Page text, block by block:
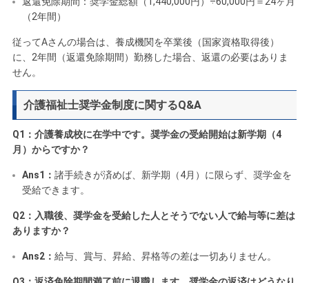
（2年間）
従ってAさんの場合は、養成機関を卒業後（国家資格取得後）
に、2年間（返還免除期間）勤務した場合、返還の必要はありま
せん。
介護福祉士奨学金制度に関するQ&A
Q1：介護養成校に在学中です。奨学金の受給開始は新学期（4
月）からですか？
Ans1： 諸手続きが済めば、新学期（4月）に限らず、奨学金を
受給できます。
Q2：入職後、奨学金を受給した人とそうでない人で給与等に差は
ありますか？
Ans2： 給与、賞与、昇給、昇格等の差は一切ありません。